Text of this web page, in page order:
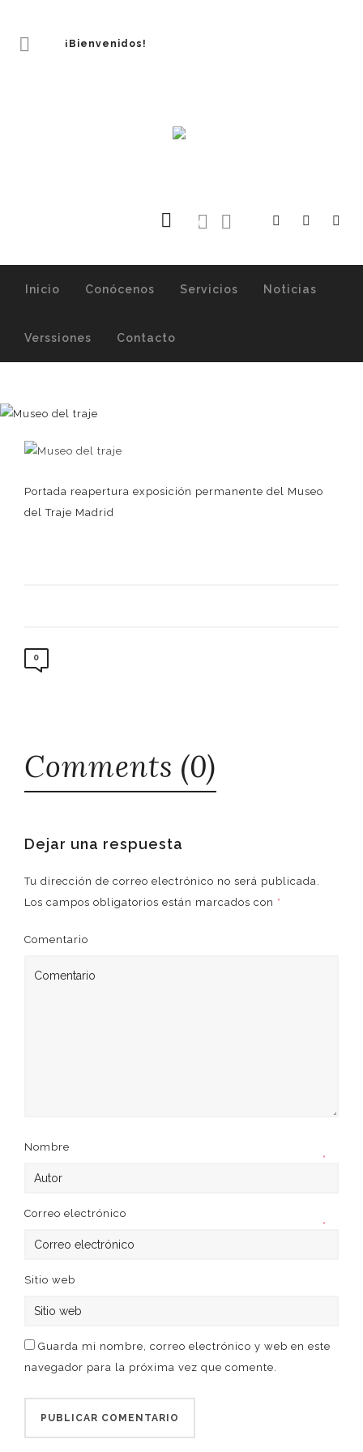
¡Bienvenidos!
0
Inicio Conócenos Servicios Noticias
Verssiones Contacto
Portada reapertura exposición permanente del Museo
del Traje Madrid
0
Comments (0)
Dejar una respuesta
Tu dirección de correo electrónico no será publicada.
Los campos obligatorios están marcados con *
Comentario
Nombre
*
Correo electrónico
*
Sitio web
Guarda mi nombre, correo electrónico y web en este
navegador para la próxima vez que comente.